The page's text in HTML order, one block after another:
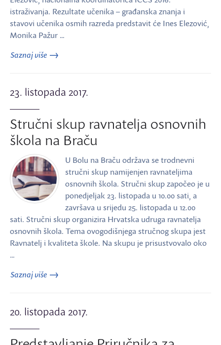
istraživanja. Rezultate učenika – građanska znanja i
stavovi učenika osmih razreda predstavit će Ines Elezović,
Monika Pažur …
Saznaj više
23. listopada 2017.
Stručni skup ravnatelja osnovnih
škola na Braču
U Bolu na Braču održava se trodnevni
stručni skup namijenjen ravnateljima
osnovnih škola. Stručni skup započeo je u
ponedjeljak 23. listopada u 10.00 sati, a
završava u srijedu 25. listopada u 12.00
sati. Stručni skup organizira Hrvatska udruga ravnatelja
osnovnih škola. Tema ovogodišnjega stručnog skupa jest
Ravnatelj i kvaliteta škole. Na skupu je prisustvovalo oko
…
Saznaj više
20. listopada 2017.